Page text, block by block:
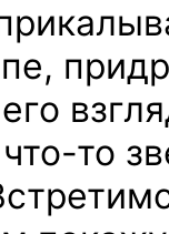
что-то